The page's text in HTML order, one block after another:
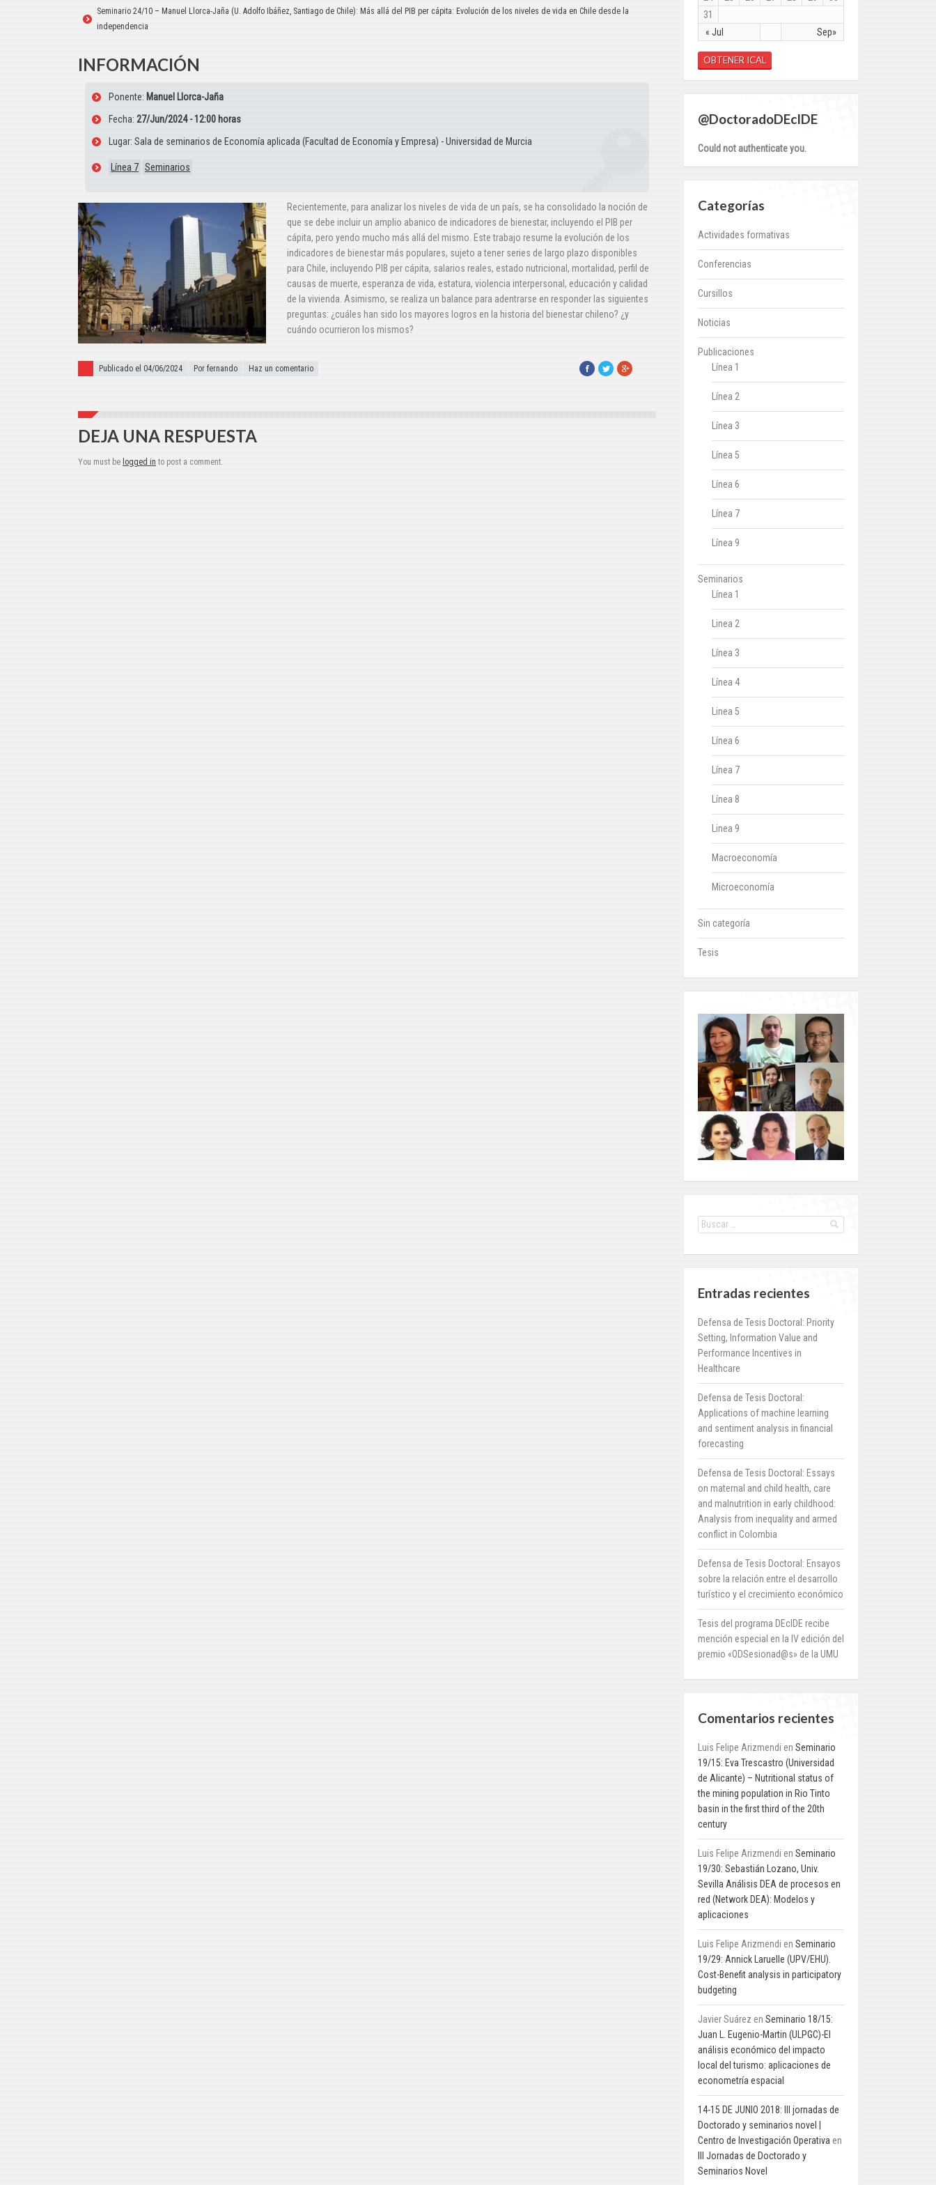
Seminario 24/10 – Manuel Llorca-Jaña (U. Adolfo Ibáñez, Santiago de Chile): Más allá del PIB per cápita: Evolución de los niveles de vida en Chile desde la
independencia
INFORMACIÓN
Ponente: Manuel Llorca-Jaña
Fecha: 27/Jun/2024 - 12:00 horas
Lugar: Sala de seminarios de Economía aplicada (Facultad de Economía y Empresa) - Universidad de Murcia
Línea 7 Seminarios
Recientemente, para analizar los niveles de vida de un país, se ha consolidado la noción de
que se debe incluir un amplio abanico de indicadores de bienestar, incluyendo el PIB per
cápita, pero yendo mucho más allá del mismo. Este trabajo resume la evolución de los
indicadores de bienestar más populares, sujeto a tener series de largo plazo disponibles
para Chile, incluyendo PIB per cápita, salarios reales, estado nutricional, mortalidad, perfil de
causas de muerte, esperanza de vida, estatura, violencia interpersonal, educación y calidad
de la vivienda. Asimismo, se realiza un balance para adentrarse en responder las siguientes
preguntas: ¿cuáles han sido los mayores logros en la historia del bienestar chileno? ¿y
cuándo ocurrieron los mismos?
Publicado el
Publicado el 04/06/2024 Por fernando Haz un comentario Facebook
TwitterGoogle+
DEJA UNA RESPUESTA
You must be logged in to post a comment.
« Jul Sep»
31
OBTENER ICAL
@DoctoradoDEcIDE
Could not authenticate you.
Categorías
Actividades formativas
Conferencias
Cursillos
Noticias
Publicaciones
Línea 1
Línea 2
Línea 3
Línea 5
Línea 6
Línea 7
Línea 9
Seminarios
Línea 1
Linea 2
Línea 3
Línea 4
Linea 5
Línea 6
Línea 7
Línea 8
Linea 9
Macroeconomía
Microeconomía
Sin categoría
Tesis
Entradas recientes
Defensa de Tesis Doctoral: Priority
Setting, Information Value and
Performance Incentives in
Healthcare
Defensa de Tesis Doctoral:
Applications of machine learning
and sentiment analysis in financial
forecasting
Defensa de Tesis Doctoral: Essays
on maternal and child health, care
and malnutrition in early childhood:
Analysis from inequality and armed
conflict in Colombia
Defensa de Tesis Doctoral: Ensayos
sobre la relación entre el desarrollo
turístico y el crecimiento económico
Tesis del programa DEcIDE recibe
mención especial en la IV edición del
premio «ODSesionad@s» de la UMU
Comentarios recientes
Luis Felipe Arizmendi en Seminario
19/15: Eva Trescastro (Universidad
de Alicante) – Nutritional status of
the mining population in Rio Tinto
basin in the first third of the 20th
century
Luis Felipe Arizmendi en Seminario
19/30: Sebastián Lozano, Univ.
Sevilla Análisis DEA de procesos en
red (Network DEA): Modelos y
aplicaciones
Luis Felipe Arizmendi en Seminario
19/29: Annick Laruelle (UPV/EHU).
Cost-Benefit analysis in participatory
budgeting
Javier Suárez en Seminario 18/15:
Juan L. Eugenio-Martin (ULPGC)-El
análisis económico del impacto
local del turismo: aplicaciones de
econometría espacial
14-15 DE JUNIO 2018: III jornadas de
Doctorado y seminarios novel |
Centro de Investigación Operativa en
III Jornadas de Doctorado y
Seminarios Novel